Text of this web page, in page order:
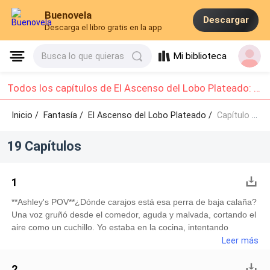
Buenovela
Descarga el libro gratis en la app
Descargar
Busca lo que quieras Mi biblioteca
Todos los capítulos de El Ascenso del Lobo Plateado: Capítulo 1 - Capítulo 10
Inicio / Fantasía/El Ascenso del Lobo Plateado / Capítulo 1 - Capítulo 10
19 Capítulos
1
**Ashley's POV**¿Dónde carajos está esa perra de baja calaña?
Una voz gruñó desde el comedor, aguda y malvada, cortando el
aire como un cuchillo. Yo estaba en la cocina, intentando
estabilizarme, agarrando los bordes de una gran bandeja de
temblaban, y lo odiaba —odiaba cómo sus palabras
Leer más